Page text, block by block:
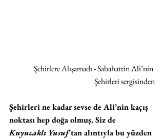
Şehirlere Alışamadı - Sabahattin Ali’nin
Şehirleri sergisinden
Şehirleri ne kadar sevse de Ali’nin kaçış
noktası hep doğa olmuş. Siz de
Kuyucaklı Yusuf’tan alıntıyla bu yüzden